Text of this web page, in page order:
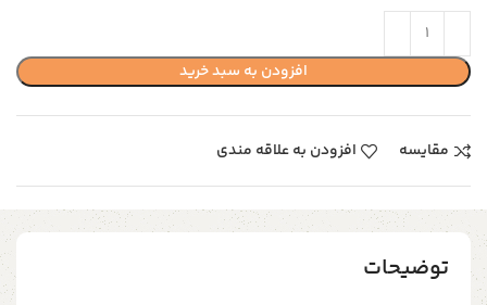
افزودن به سبد خرید
مقایسه افزودن به علاقه مندی
توضیحات